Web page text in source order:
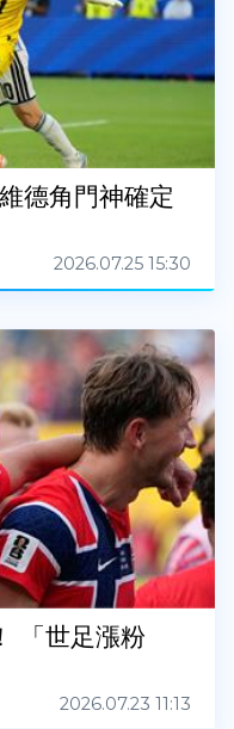
德角門神確定
2026.07.25 15:30
「世足漲粉
2026.07.23 11:13